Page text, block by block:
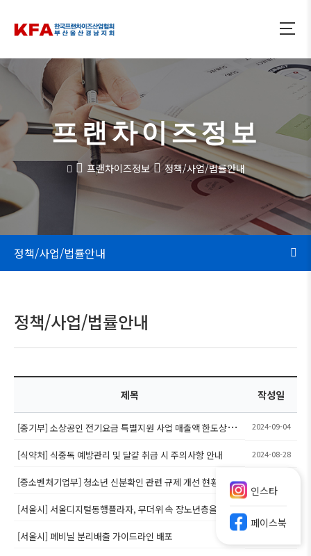
프랜차이즈정보
프랜차이즈정보 정책/사업/법률안내
정책/사업/법률안내
정책/사업/법률안내
제목 작성일
[중기부] 소상공인 전기요금 특별지원 사업 매출액 한도상향
2024-09-04
[식약처] 식중독 예방관리 및 달걀 취급 시 주의사항 안내 2024-08-28
[중소벤처기업부] 청소년 신분확인 관련 규제 개선 현황 안내
[서울시] 서울디지털동행플라자, 무더위 속 장노년층을 위한
[서울시] 폐비닐 분리배출 가이드라인 배포
인스타
페이스북